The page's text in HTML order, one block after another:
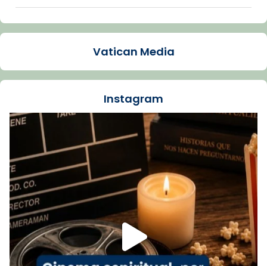
Arquebisbat de Barcelona
La Carmina va patir depressió. Fa gairebé
dos mesos, a l'Estadi Lluís Companys, la
Recupera l'entrevista comp
Vatican
tican News 👇
www.vaticannews.va/es/iglesia/news/2026-
07/carmina-historia-depresion-papa-viaje-
espana-testimoni...
Foto
View on Facebook · Share
Arquebisbat de Barcelona
Vatican Media
Instagram